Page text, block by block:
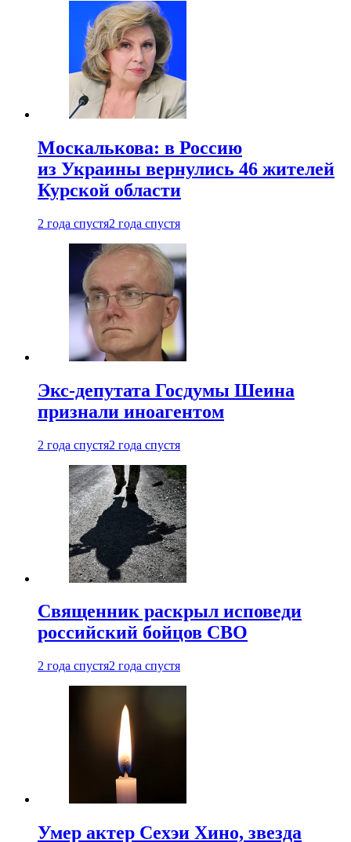
Москалькова: в Россию
из Украины вернулись 46 жителей
Курской области
2 года спустя2 года спустя
Экс-депутата Госдумы Шеина
признали иноагентом
2 года спустя2 года спустя
Священник раскрыл исповеди
российский бойцов СВО
2 года спустя2 года спустя
Умер актер Сехэи Хино, звезда